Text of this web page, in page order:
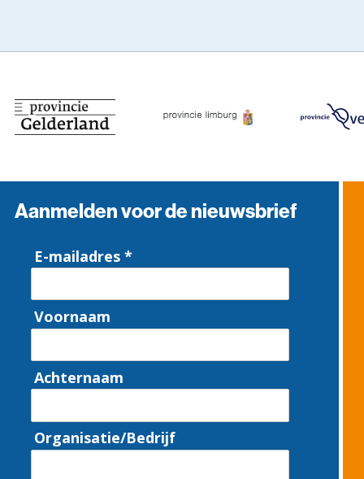
Aanmelden voor de nieuwsbrief
E-mailadres *
Voornaam
Achternaam
Organisatie/Bedrijf